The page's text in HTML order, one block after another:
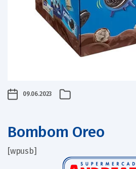
09.06.2023
Bombom Oreo
[wpusb]